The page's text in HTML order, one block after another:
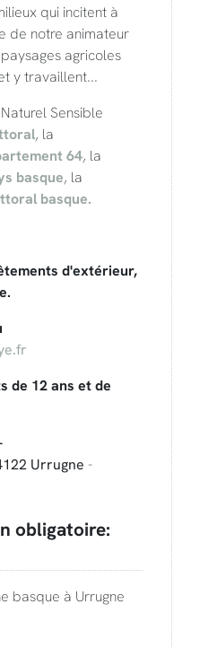
qui incitent à
de notre animateur
agricoles
y travaillent...
Sensible
, la
64, la
basque, la
basque.
d'extérieur,
de 12 ans et de
Urrugne -
obligatoire:
basque à Urrugne